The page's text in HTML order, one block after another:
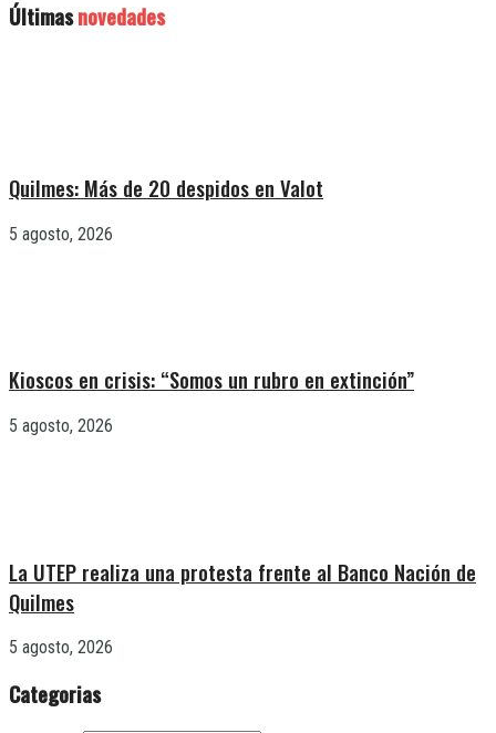
Últimasnovedades
Quilmes: Más de 20 despidos en Valot
5 agosto, 2026
Kioscos en crisis: “Somos un rubro en extinción”
5 agosto, 2026
La UTEP realiza una protesta frente al Banco Nación de
Quilmes
5 agosto, 2026
Categorias